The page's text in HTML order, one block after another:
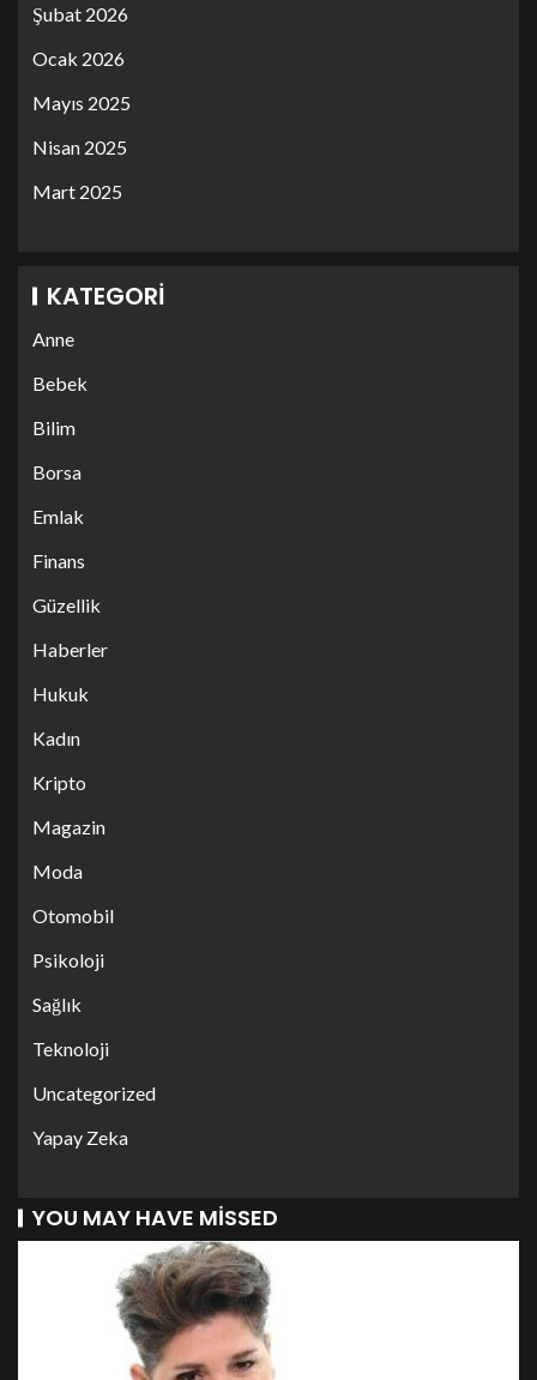
Şubat 2026
Ocak 2026
Mayıs 2025
Nisan 2025
Mart 2025
KATEGORI
Anne
Bebek
Bilim
Borsa
Emlak
Finans
Güzellik
Haberler
Hukuk
Kadın
Kripto
Magazin
Moda
Otomobil
Psikoloji
Sağlık
Teknoloji
Uncategorized
Yapay Zeka
YOU MAY HAVE MISSED